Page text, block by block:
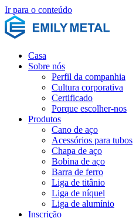
Ir para o conteúdo
Casa
Sobre nós
Perfil da companhia
Cultura corporativa
Certificado
Porque escolher-nos
Produtos
Cano de aço
Acessórios para tubos
Chapa de aço
Bobina de aço
Barra de ferro
Liga de titânio
Liga de níquel
Liga de alumínio
Inscrição